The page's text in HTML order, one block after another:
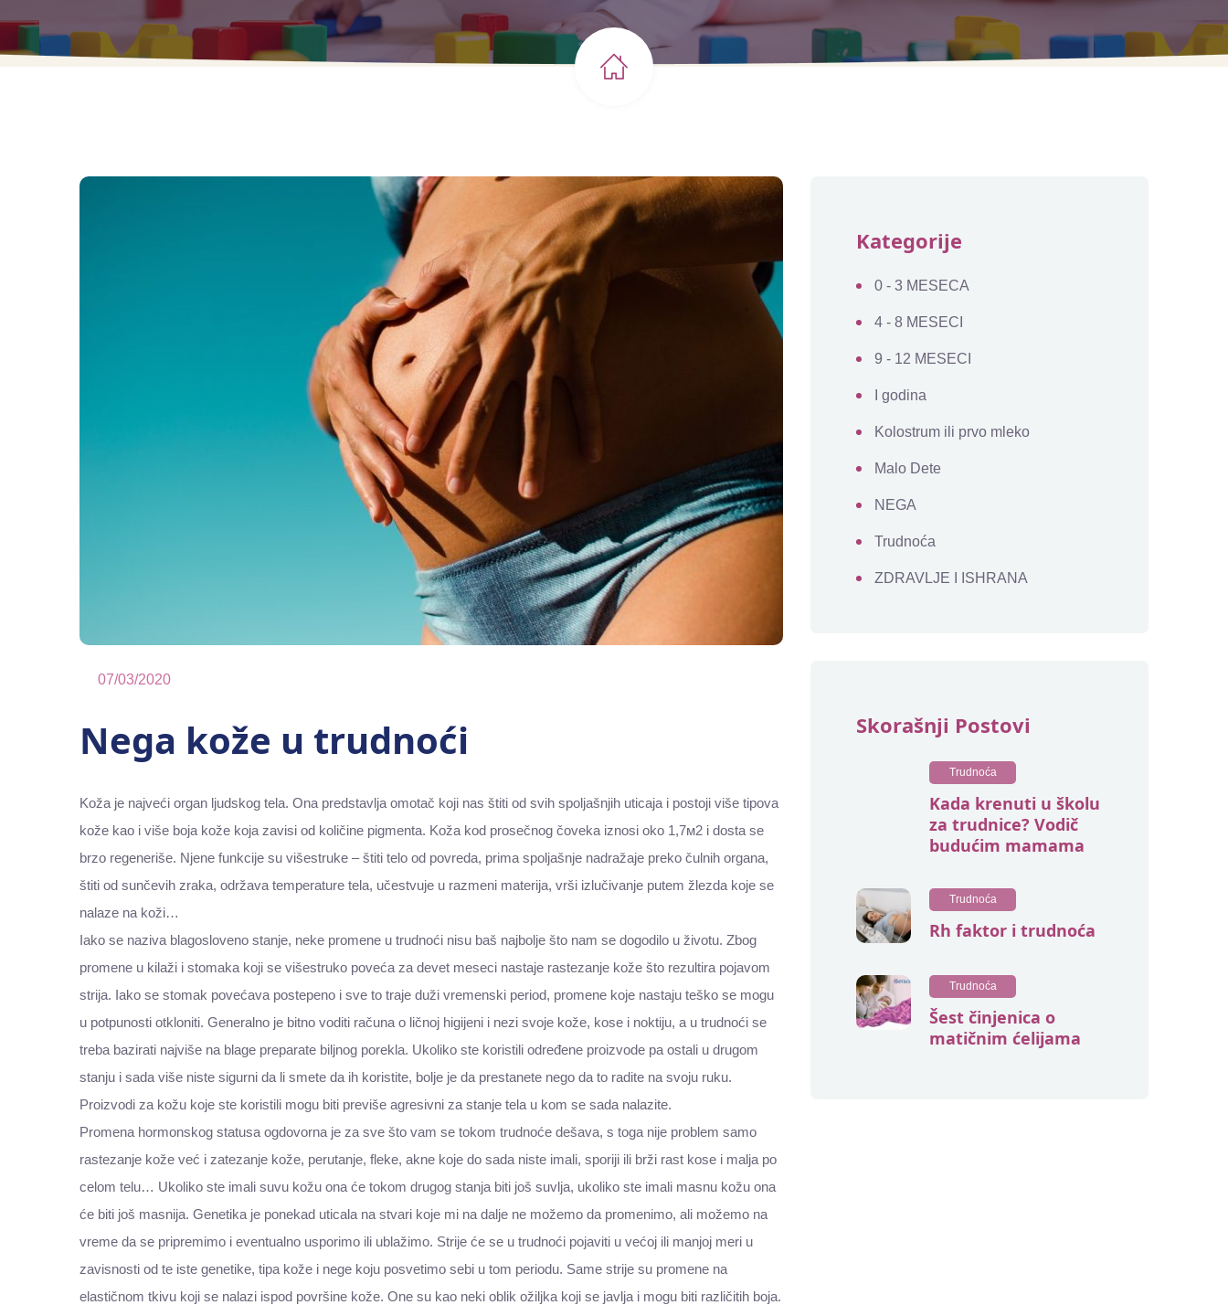
07/03/2020
Nega kože u trudnoći
Koža je najveći organ ljudskog tela. Ona predstavlja omotač koji nas štiti od svih spoljašnjih uticaja i postoji više tipova
kože kao i više boja kože koja zavisi od količine pigmenta. Koža kod prosečnog čoveka iznosi oko 1,7м2 i dosta se
brzo regeneriše. Njene funkcije su višestruke – štiti telo od povreda, prima spoljašnje nadražaje preko čulnih organa,
štiti od sunčevih zraka, održava temperature tela, učestvuje u razmeni materija, vrši izlučivanje putem žlezda koje se
nalaze na koži…
Iako se naziva blagosloveno stanje, neke promene u trudnoći nisu baš najbolje što nam se dogodilo u životu. Zbog
promene u kilaži i stomaka koji se višestruko poveća za devet meseci nastaje rastezanje kože što rezultira pojavom
strija. Iako se stomak povećava postepeno i sve to traje duži vremenski period, promene koje nastaju teško se mogu
u potpunosti otkloniti. Generalno je bitno voditi računa o ličnoj higijeni i nezi svoje kože, kose i noktiju, a u trudnoći se
treba bazirati najviše na blage preparate biljnog porekla. Ukoliko ste koristili određene proizvode pa ostali u drugom
stanju i sada više niste sigurni da li smete da ih koristite, bolje je da prestanete nego da to radite na svoju ruku.
Proizvodi za kožu koje ste koristili mogu biti previše agresivni za stanje tela u kom se sada nalazite.
Promena hormonskog statusa ogdovorna je za sve što vam se tokom trudnoće dešava, s toga nije problem samo
rastezanje kože već i zatezanje kože, perutanje, fleke, akne koje do sada niste imali, sporiji ili brži rast kose i malja po
celom telu… Ukoliko ste imali suvu kožu ona će tokom drugog stanja biti još suvlja, ukoliko ste imali masnu kožu ona
će biti još masnija. Genetika je ponekad uticala na stvari koje mi na dalje ne možemo da promenimo, ali možemo na
vreme da se pripremimo i eventualno usporimo ili ublažimo. Strije će se u trudnoći pojaviti u većoj ili manjoj meri u
zavisnosti od te iste genetike, tipa kože i nege koju posvetimo sebi u tom periodu. Same strije su promene na
elastičnom tkivu koji se nalazi ispod površine kože. One su kao neki oblik ožiljka koji se javlja i mogu biti različitih boja.
Kategorije
0 - 3 MESECA
4 - 8 MESECI
9 - 12 MESECI
I godina
Kolostrum ili prvo mleko
Malo Dete
NEGA
Trudnoća
ZDRAVLJE I ISHRANA
Skorašnji Postovi
Trudnoća
Kada krenuti u školu
za trudnice? Vodič
budućim mamama
Trudnoća
Rh faktor i trudnoća
Trudnoća
Šest činjenica o
matičnim ćelijama